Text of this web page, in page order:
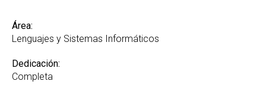
Área:
Lenguajes y Sistemas Informáticos
Dedicación:
Completa